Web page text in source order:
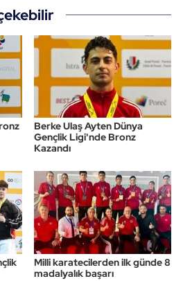
Berke Ulaş Ayten Dünya
Gençlik Ligi'nde Bronz
Kazandı
Milli karatecilerden ilk günde 8
madalyalık başarı